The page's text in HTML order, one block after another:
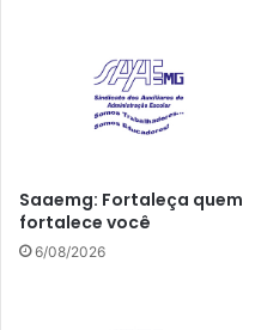
Saaemg: Fortaleça quem
fortalece você
6/08/2026